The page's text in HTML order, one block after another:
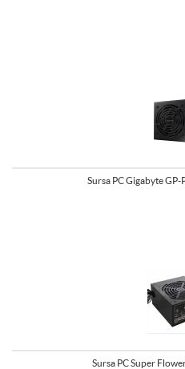
Sursa PC Gigabyte
Sursa PC Super